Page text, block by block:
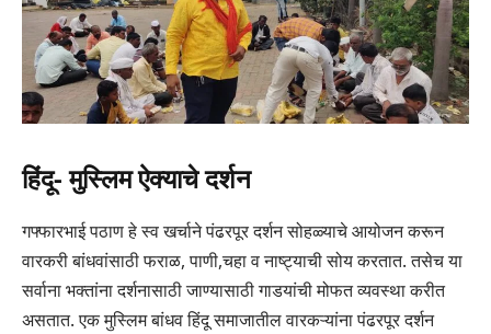
हिंदू- मुस्लिम ऐक्याचे दर्शन
गफ्फारभाई पठाण हे स्व खर्चाने पंढरपूर दर्शन सोहळ्याचे आयोजन करून
वारकरी बांधवांसाठी फराळ, पाणी,चहा व नाष्ट्याची सोय करतात. तसेच या
सर्वाना भक्तांना दर्शनासाठी जाण्यासाठी गाडयांची मोफत व्यवस्था करीत
असतात. एक मुस्लिम बांधव हिंदू समाजातील वारकऱ्यांना पंढरपूर दर्शन